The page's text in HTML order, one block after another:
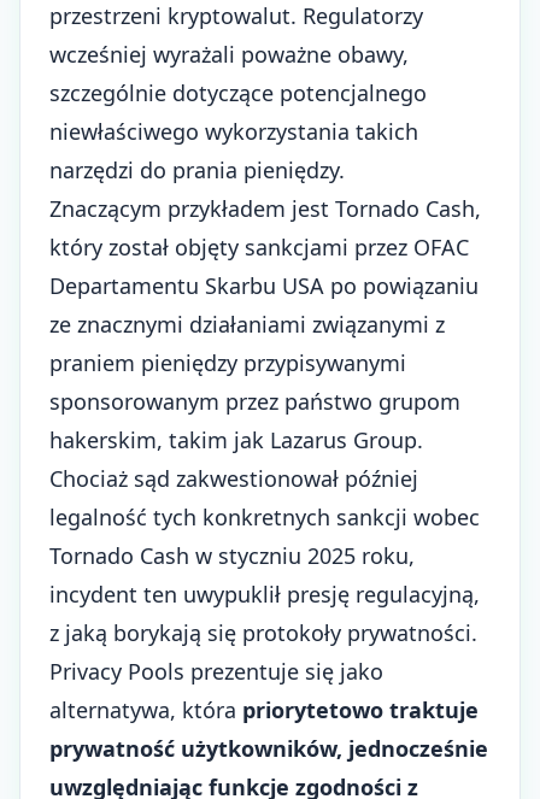
przestrzeni kryptowalut. Regulatorzy
wcześniej wyrażali poważne obawy,
szczególnie dotyczące potencjalnego
niewłaściwego wykorzystania takich
narzędzi do prania pieniędzy.
Znaczącym przykładem jest Tornado Cash,
który został objęty sankcjami przez OFAC
Departamentu Skarbu USA po powiązaniu
ze znacznymi działaniami związanymi z
praniem pieniędzy przypisywanymi
sponsorowanym przez państwo grupom
hakerskim, takim jak Lazarus Group.
Chociaż sąd zakwestionował później
legalność tych konkretnych sankcji wobec
Tornado Cash w styczniu 2025 roku,
incydent ten uwypuklił presję regulacyjną,
z jaką borykają się protokoły prywatności.
Privacy Pools prezentuje się jako
alternatywa, która priorytetowo traktuje
prywatność użytkowników, jednocześnie
uwzględniając funkcje zgodności z